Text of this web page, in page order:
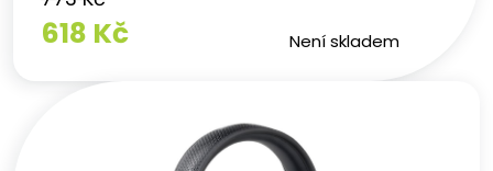
618 Kč Není skladem